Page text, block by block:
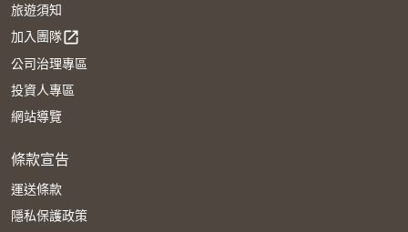
旅遊須知
加入團隊open_in_new
公司治理專區
投資人專區
網站導覽
條款宣告
運送條款
隱私保護政策